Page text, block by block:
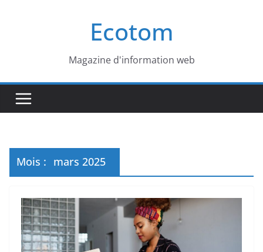
Ecotom
Magazine d'information web
Mois : mars 2025